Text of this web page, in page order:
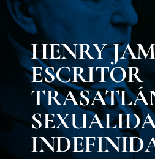
HENRY
ESCRITOR